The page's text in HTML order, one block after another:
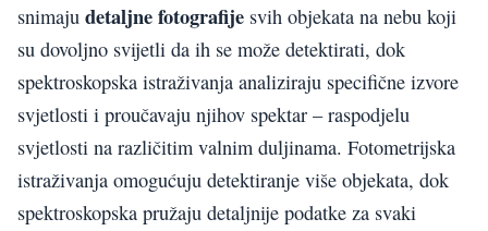
snimaju detaljne fotografije svih objekata na nebu koji
su dovoljno svijetli da ih se može detektirati, dok
spektroskopska istraživanja analiziraju specifične izvore
svjetlosti i proučavaju njihov spektar – raspodjelu
svjetlosti na različitim valnim duljinama. Fotometrijska
istraživanja omogućuju detektiranje više objekata, dok
spektroskopska pružaju detaljnije podatke za svaki